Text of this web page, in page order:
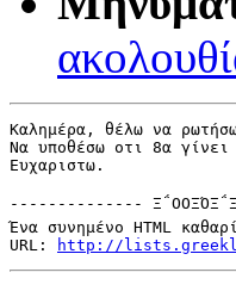
Καλημέρα, θέλω να
Να υποθέσω οτι 8α γίνει
Ευχαριστω.
--------------
Ένα συνημένο HTML
URL:
http://